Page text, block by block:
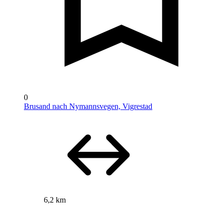
0
Brusand nach Nymannsvegen, Vigrestad
6,2 km